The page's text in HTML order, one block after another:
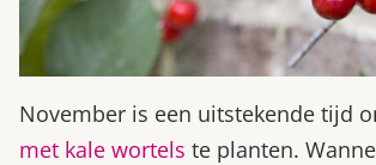
November is een uitstekende tijd
met kale wortels te planten.